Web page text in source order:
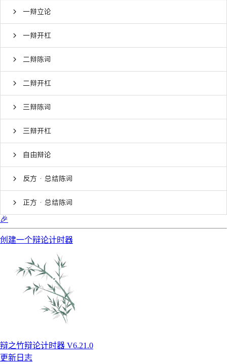
一辩立论
一辩开杠
二辩陈词
二辩开杠
三辩陈词
三辩开杠
自由辩论
反方 · 总结陈词
正方 · 总结陈词
🎉
创建一个辩论计时器
辩之竹辩论计时器 V6.21.0
更新日志